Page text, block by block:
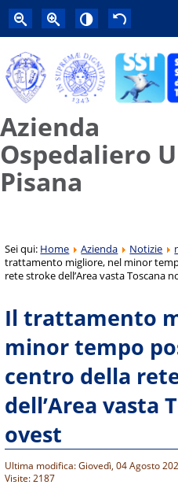
Azienda
Ospedaliero
Pisana
Sei qui: Home Azienda Notizie
trattamento migliore, nel minor
rete stroke dell’Area vasta Toscana
Il trattamento
minor tempo
centro della
dell’Area vasta
ovest
Ultima modifica: Giovedì, 04 Agosto
Visite: 2187